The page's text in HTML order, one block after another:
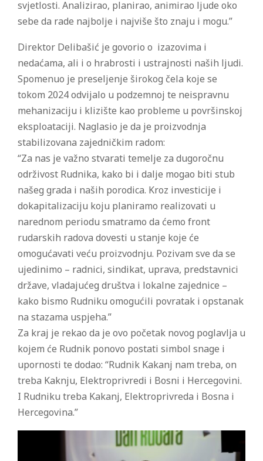
svjetlosti. Analizirao, planirao, animirao ljude oko
sebe da rade najbolje i najviše što znaju i mogu.”
Direktor Delibašić je govorio o izazovima i
nedaćama, ali i o hrabrosti i ustrajnosti naših ljudi.
Spomenuo je preseljenje širokog čela koje se
tokom 2024 odvijalo u podzemnoj te neispravnu
mehanizaciju i klizište kao probleme u površinskoj
eksploataciji. Naglasio je da je proizvodnja
stabilizovana zajedničkim radom:
“Za nas je važno stvarati temelje za dugoročnu
održivost Rudnika, kako bi i dalje mogao biti stub
našeg grada i naših porodica. Kroz investicije i
dokapitalizaciju koju planiramo realizovati u
narednom periodu smatramo da ćemo front
rudarskih radova dovesti u stanje koje će
omogućavati veću proizvodnju. Pozivam sve da se
ujedinimo – radnici, sindikat, uprava, predstavnici
države, vladajućeg društva i lokalne zajednice –
kako bismo Rudniku omogućili povratak i opstanak
na stazama uspjeha.”
Za kraj je rekao da je ovo početak novog poglavlja u
kojem će Rudnik ponovo postati simbol snage i
upornosti te dodao: “Rudnik Kakanj nam treba, on
treba Kaknju, Elektroprivredi i Bosni i Hercegovini.
I Rudniku treba Kakanj, Elektroprivreda i Bosna i
Hercegovina.”